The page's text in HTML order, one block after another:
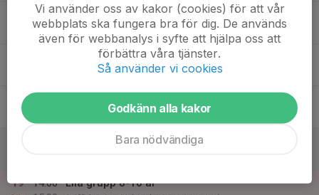
Lila grupp 8-10 år
Griffelvägen 11 (Nacka Sportcentrum)
17
Fre
19
14:00
Lila grupp 8-10 år
Vi använder oss av kakor (cookies) för att vår
webbplats ska fungera bra för dig. De används
även för webbanalys i syfte att hjälpa oss att
förbättra våra tjänster.
Så använder vi cookies
Godkänn alla kakor
Bara nödvändiga